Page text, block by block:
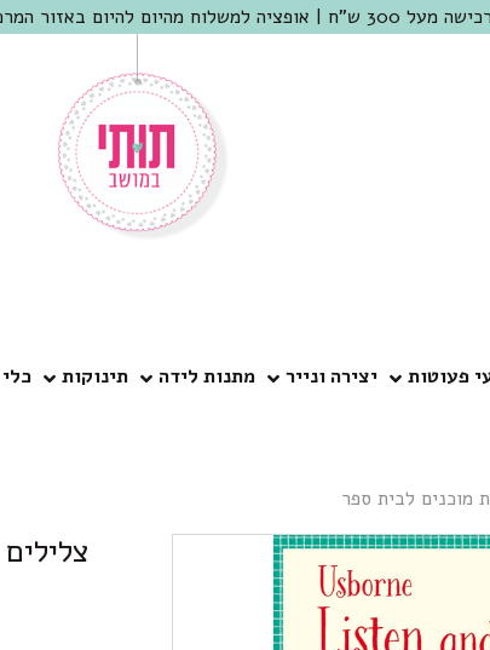
המרכז | מוזמנים לבקר בחנות בכפר שמריהו
פעוטות יצירה ונייר מתנות לידה תינוקות
מוכנים לבית ספר